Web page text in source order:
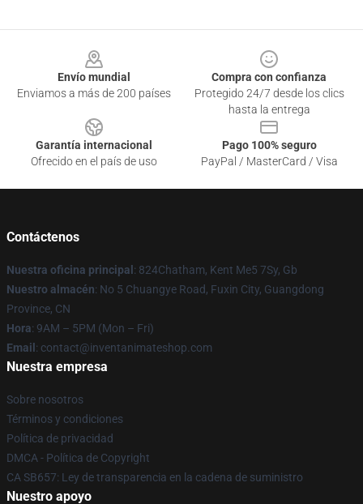
Envío mundial
Enviamos a más de 200 países
Compra con confianza
Protegido 24/7 desde los clics
hasta la entrega
Garantía internacional
Ofrecido en el país de uso
Pago 100% seguro
PayPal / MasterCard / Visa
Contáctenos
Nuestra oficina principal : 824Chatham, Kent Me5 7Sy, Gb
Nuestro almacén: No 5 Chuangye Road, Fuxin City, Guangdong
Province, CN
Hora: 9AM – 5PM (Mon – Fri)
Email : contact@inventanimateshop.com
Nuestra empresa
Sobre nosotros
Términos y condiciones
Política de privacidad
DMCA - Política de Copyright
CA SB657: Ley de transparencia en la cadena de suministro
Nuestro apoyo